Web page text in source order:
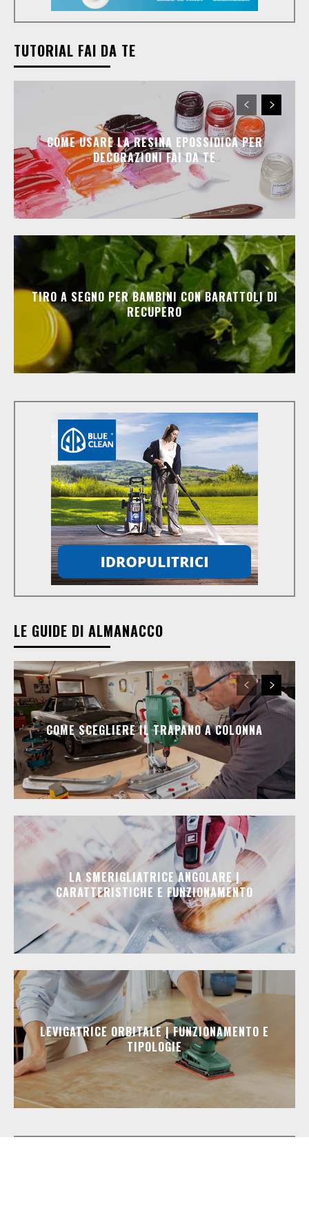
TUTORIAL FAI DA TE
COME USARE LA RESINA EPOSSIDICA PER
DECORAZIONI FAI DA TE
TIRO A SEGNO PER BAMBINI CON BARATTOLI DI
RECUPERO
LE GUIDE DI ALMANACCO
COME SCEGLIERE IL TRAPANO A COLONNA
LA SMERIGLIATRICE ANGOLARE |
CARATTERISTICHE E FUNZIONAMENTO
LEVIGATRICE ORBITALE | FUNZIONAMENTO E
TIPOLOGIE